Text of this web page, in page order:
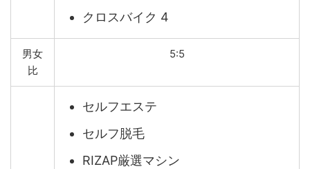
クロスバイク 4
男女
比
5:5
セルフエステ
セルフ脱毛
RIZAP厳選マシン